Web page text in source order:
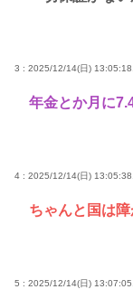
3 : 2025/12/14(日)
年金とか月に
4 : 2025/12/14(日)
ちゃんと国は
5 : 2025/12/14(日)